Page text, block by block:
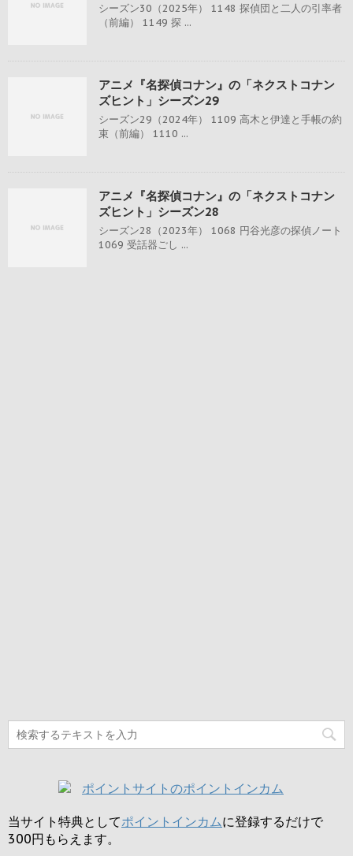
シーズン30（2025年） 1148 探偵団と二人の引率者
（前編） 1149 探 ...
アニメ『名探偵コナン』の「ネクストコナン
ズヒント」シーズン29
シーズン29（2024年） 1109 高木と伊達と手帳の約
束（前編） 1110 ...
アニメ『名探偵コナン』の「ネクストコナン
ズヒント」シーズン28
シーズン28（2023年） 1068 円谷光彦の探偵ノート
1069 受話器ごし ...
当サイト特典としてポイントインカムに登録するだけで
300円 もらえます。